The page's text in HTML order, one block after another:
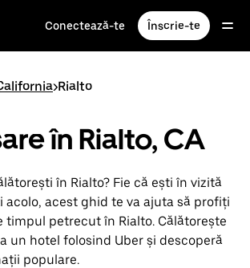
Conectează-te Înscrie-te
>Rialto
în Rialto, CA
în Rialto? Fie că ești în vizită
acolo, acest ghid te va ajuta să profiți
timpul petrecut în Rialto. Călătorește
un hotel folosind Uber și descoperă
populare.